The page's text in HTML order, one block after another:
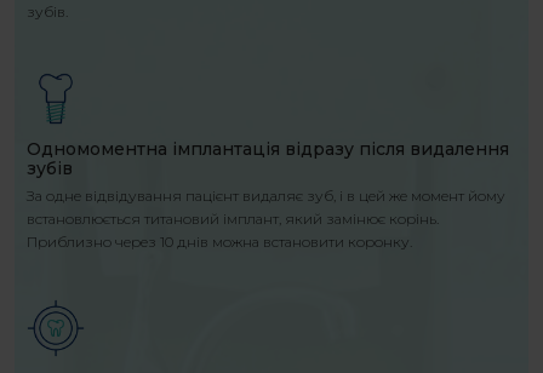
зубів.
Одномоментна імплантація відразу після видалення
зубів
За одне відвідування пацієнт видаляє зуб, і в цей же момент йому
встановлюється титановий імплант, який замінює корінь.
Приблизно через 10 днів можна встановити коронку.